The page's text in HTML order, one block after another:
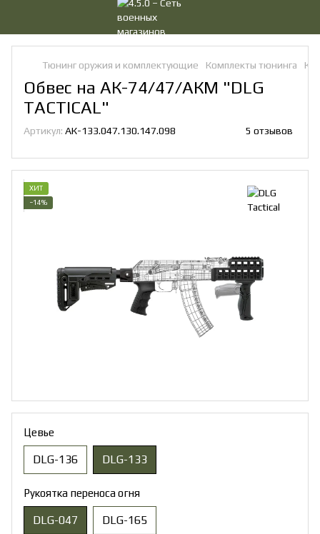
Тюнинг оружия и комплектующие Комплекты тюнинга
Обвес на АК-74/47/АКМ "DLG
TACTICAL"
Артикул: АК-133.047.130.147.098 5 отзывов
ХИТ
−14%
Цевье
DLG-136 DLG-133
Рукоятка переноса огня
DLG-047 DLG-165